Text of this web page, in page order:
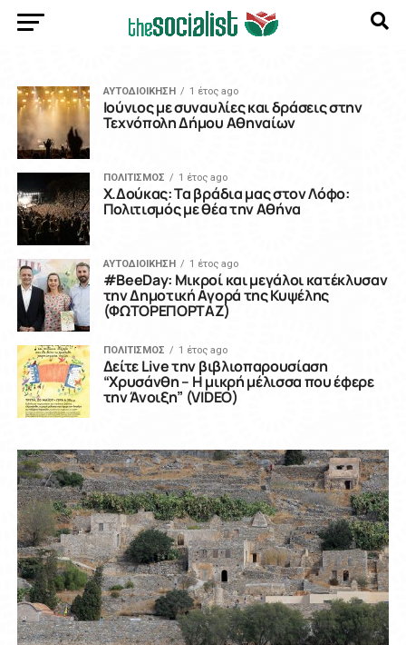
ΑΥΤΟΔΙΟΙΚΗΣΗ 1 έτος ago
Ιούνιος με συναυλίες και δράσεις στην
Τεχνόπολη Δήμου Αθηναίων
ΠΟΛΙΤΙΣΜΟΣ 1 έτος ago
Χ.Δούκας: Τα βράδια μας στον Λόφο:
Πολιτισμός με θέα την Αθήνα
ΑΥΤΟΔΙΟΙΚΗΣΗ 1 έτος ago
#BeeDay: Μικροί και μεγάλοι κατέκλυσαν
την Δημοτική Αγορά της Κυψέλης
(ΦΩΤΟΡΕΠΟΡΤΑΖ)
ΠΟΛΙΤΙΣΜΟΣ 1 έτος ago
Δείτε Live την βιβλιοπαρουσίαση
“Χρυσάνθη – Η μικρή μέλισσα που έφερε
την Άνοιξη” (VIDEO)